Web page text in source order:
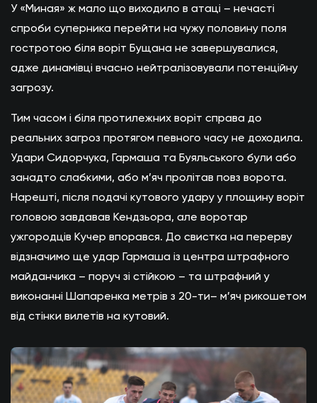
У «Миная» ж мало що виходило в атаці – нечасті
спроби суперника перейти на чужу половину поля
гостротою біля воріт Бущана не завершувалися,
адже динамівці вчасно нейтралізовували потенційну
загрозу.
Тим часом і біля протилежних воріт справа до
реальних загроз протягом певного часу не доходила.
Удари Сидорчука, Гармаша та Буяльського були або
занадто слабкими, або м’яч пролітав повз ворота.
Нарешті, після подачі кутового удару у площину воріт
головою завдавав Кендзьора, але воротар
ужгородців Кучер впорався. До свистка на перерву
відзначимо ще удар Гармаша із центра штрафного
майданчика – поруч зі стійкою – та штрафний у
виконанні Шапаренка метрів з 20-ти– м’яч рикошетом
від стінки вилетів на кутовий.